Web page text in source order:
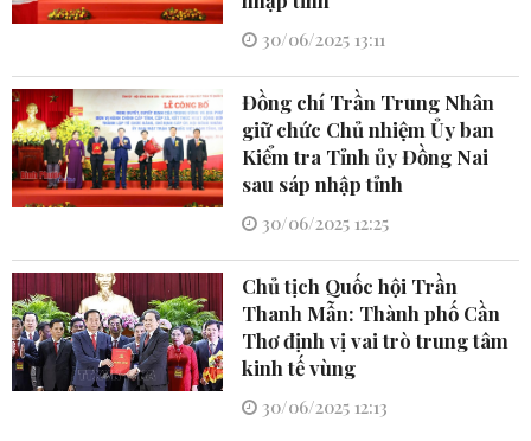
30/06/2025 13:11
Đồng chí Trần Trung Nhân
giữ chức Chủ nhiệm Ủy ban
Kiểm tra Tỉnh ủy Đồng Nai
sau sáp nhập tỉnh
30/06/2025 12:25
Chủ tịch Quốc hội Trần
Thanh Mẫn: Thành phố Cần
Thơ định vị vai trò trung tâm
kinh tế vùng
30/06/2025 12:13